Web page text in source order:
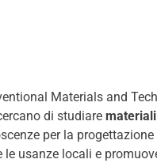
Materials and
di studiare
per la
usanze locali e